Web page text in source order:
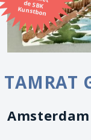
Kunstbon
TAMRAT
Amsterdam